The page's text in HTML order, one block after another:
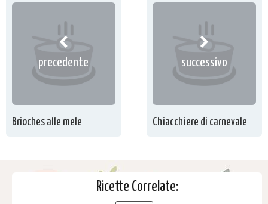
precedente
Brioches alle mele
successivo
Chiacchiere di carnevale
Ricette Correlate: